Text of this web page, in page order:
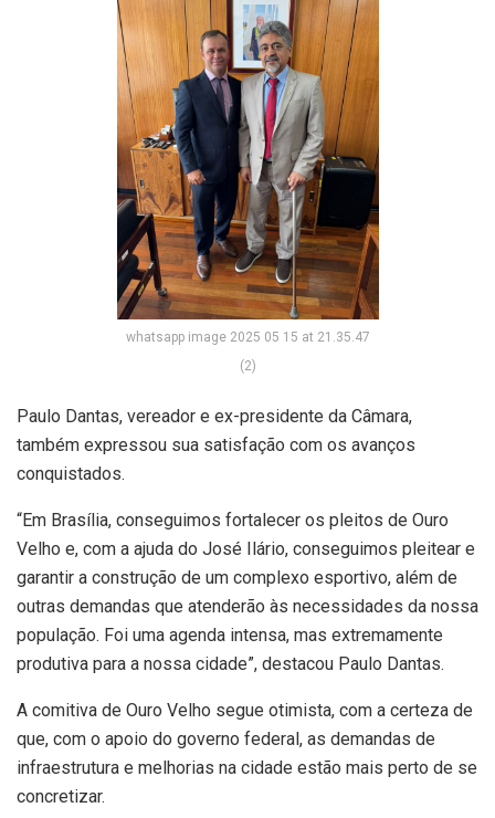
whatsapp image 2025 05 15 at 21.35.47
(2)
Paulo Dantas, vereador e ex-presidente da Câmara,
também expressou sua satisfação com os avanços
conquistados.
“Em Brasília, conseguimos fortalecer os pleitos de Ouro
Velho e, com a ajuda do José Ilário, conseguimos pleitear e
garantir a construção de um complexo esportivo, além de
outras demandas que atenderão às necessidades da nossa
população. Foi uma agenda intensa, mas extremamente
produtiva para a nossa cidade”, destacou Paulo Dantas.
A comitiva de Ouro Velho segue otimista, com a certeza de
que, com o apoio do governo federal, as demandas de
infraestrutura e melhorias na cidade estão mais perto de se
concretizar.